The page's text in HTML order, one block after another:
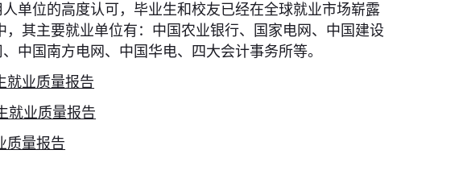
单位的高度认可，毕业生和校友已经在全球就业市场崭露
其主要就业单位有：中国农业银行、国家电网、中国建设
中国南方电网、中国华电、四大会计事务所等。
就业质量报告
就业质量报告
质量报告